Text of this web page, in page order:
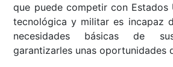
que puede competir con Estados
tecnológica y militar es incapaz
necesidades básicas de
garantizarles unas oportunidades